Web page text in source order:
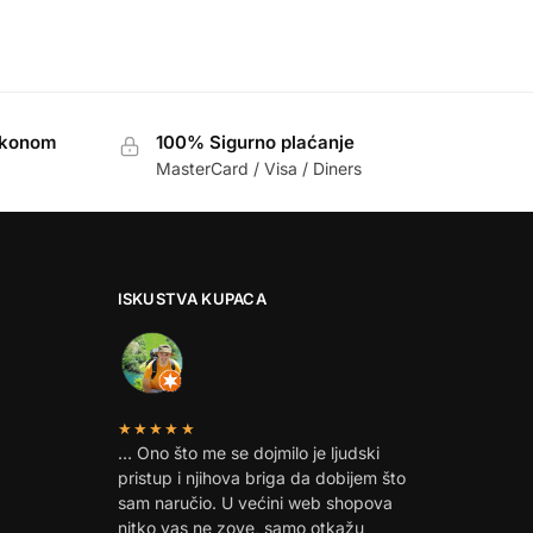
100% Sigurno plaćanje
MasterCard / Visa / Diners
ISKUSTVA KUPACA
★★★★★
… Ono što me se dojmilo je ljudski
pristup i njihova briga da dobijem što
sam naručio. U većini web shopova
nitko vas ne zove, samo otkažu